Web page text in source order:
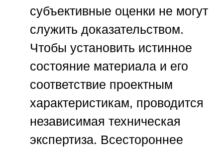
субъективные оценки не могут
служить доказательством.
Чтобы установить истинное
состояние материала и его
соответствие проектным
характеристикам, проводится
независимая техническая
экспертиза. Всестороннее